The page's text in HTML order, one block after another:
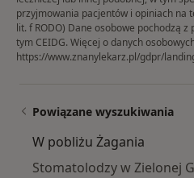
przyjmowania pacjentów i opiniach na
lit. f RODO) Dane osobowe pochodzą
tym CEIDG. Więcej o danych
https://www.znanylekarz.pl/gdpr/
Powiązane wyszukiwania
W pobliżu Żagania
Stomatolodzy w Zielonej